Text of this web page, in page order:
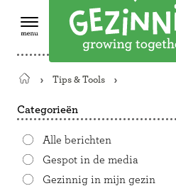
Terug
de
Tips & Tools
Categorieën
Alle berichten
Gespot in de media
Gezinnig in mijn gezin